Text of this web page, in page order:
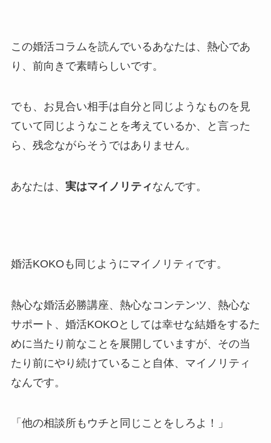
この婚活コラムを読んでいるあなたは、熱心であ
り、前向きで素晴らしいです。
でも、お見合い相手は自分と同じようなものを見
ていて同じようなことを考えているか、と言った
ら、残念ながらそうではありません。
あなたは、 実はマイノリティなんです。
婚活KOKOも同じようにマイノリティです。
熱心な婚活必勝講座、熱心なコンテンツ、熱心な
サポート、婚活KOKOとしては幸せな結婚をするた
めに当たり前なことを展開していますが、その当
たり前にやり続けていること自体、マイノリティ
なんです。
「他の相談所もウチと同じことをしろよ！」